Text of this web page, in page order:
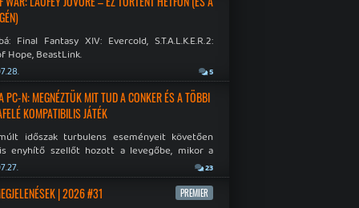
Final Fantasy XIV: Evercold, S.T.A.L.K.E.R.2:
Hope, BeastLink.
5
PC-N: MEGNÉZTÜK MIT TUD A CONKER ÉS A TÖBBI
KOMPATIBILIS JÁTÉK
időszak turbulens eseményeit követően
enyhítő szellőt hozott a levegőbe, mikor a
bejelentette, hogy PC-re is kiterjesztik az
visszafelé kompatibilitást. Lássuk,
jutottak...
23
| 2026 #31 PREMIER